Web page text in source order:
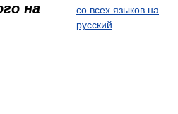
на
со всех языков на
русский